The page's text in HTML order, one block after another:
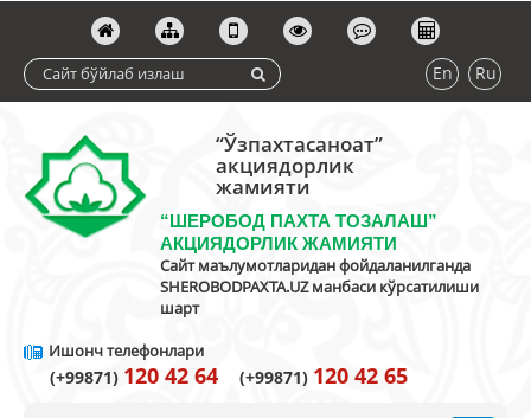
En Ru
“Ўзпахтасаноат”
акциядорлик
жамияти
“ШЕРОБОД ПАХТА ТОЗАЛАШ”
АКЦИЯДОРЛИК ЖАМИЯТИ
Сайт маълумотларидан фойдаланилганда
SHEROBODPAXTA.UZ манбаси кўрсатилиши
шарт
Ишонч телефонлари
(+99871) 120 42 64 (+99871) 120 42 65